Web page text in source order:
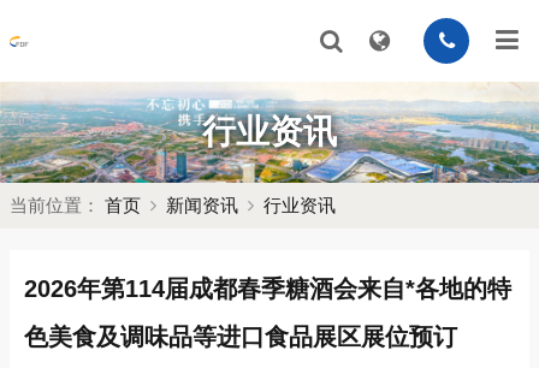
行业资讯
当前位置： 首页 新闻资讯 行业资讯
2026年第114届成都春季糖酒会来自*各地的特
色美食及调味品等进口食品展区展位预订